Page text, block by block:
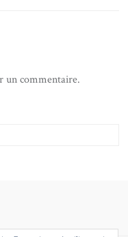
un commentaire.